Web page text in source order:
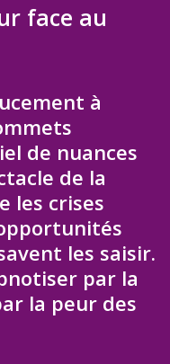
face au
à
de nuances
de la
les crises
les saisir.
par la
la peur des